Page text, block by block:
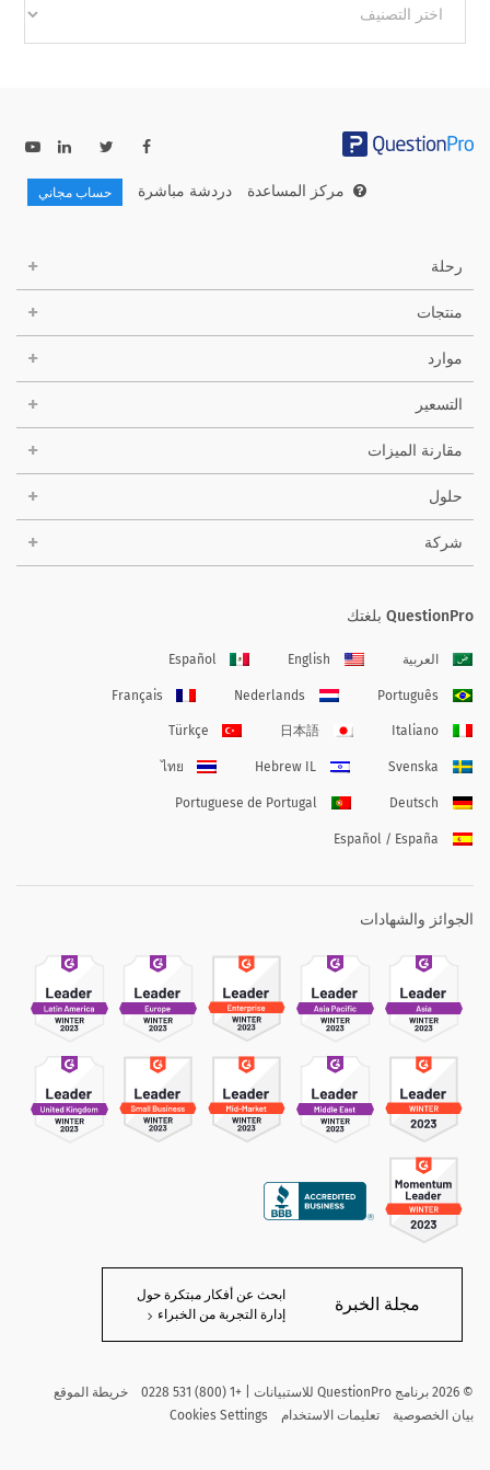
أخرى
مركز المساعدة دردشة مباشرة حساب مجاني
رحلة
منتجات
موارد
التسعير
مقارنة الميزات
حلول
شركة
QuestionPro بلغتك
العربية English
Español
Português
Nederlands
Français
Italiano
日本語
Türkçe
Svenska
Hebrew IL
ไทย
Deutsch
Portuguese de Portugal
Español / España
الجوائز والشهادات
مجلة الخبرة
ابحث عن أفكار مبتكرة حول
إدارة التجربة من الخبراء
©
2026 برنامج QuestionPro للاستبيانات | +1 (800) 531 0228
خريطة الموقع
بيان الخصوصية
تعليمات الاستخدام Cookies Settings